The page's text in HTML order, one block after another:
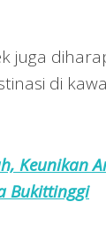
juga
di
Keunikan
Bukittinggi